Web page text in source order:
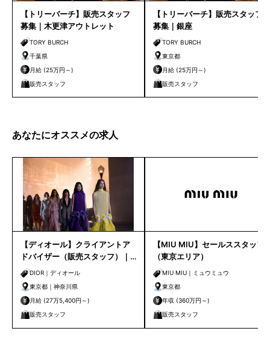
【トリーバーチ】販売スタッフ
募集｜木更津アウトレット
TORY BURCH
千葉県
月給 (25万円～)
販売スタッフ
【トリーバーチ】販売スタッフ
募集｜銀座
TORY BURCH
東京都
月給 (25万円～)
販売スタッフ
あなたにオススメの求人
【ディオール】クライアントア
ドバイザー（販売スタッフ）｜
東京・横浜
DIOR｜ディオール
東京都｜神奈川県
月給 (27万5,400円～)
販売スタッフ
【MIU MIU】セールススタッフ
（東京エリア）
MIU MIU｜ミュウミュウ
東京都
年収 (360万円～)
販売スタッフ